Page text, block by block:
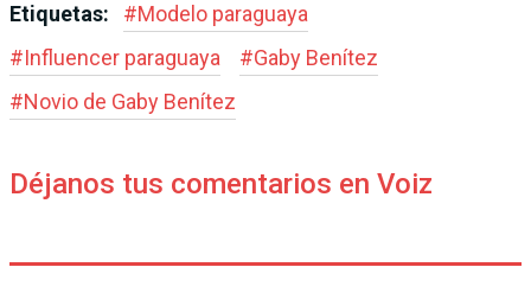
Etiquetas: #Modelo paraguaya
#Influencer paraguaya #Gaby Benítez
#Novio de Gaby Benítez
Déjanos tus comentarios en Voiz